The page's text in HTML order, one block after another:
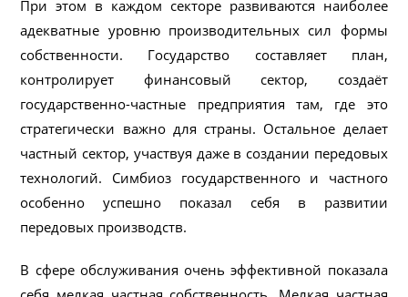
При этом в каждом секторе развиваются наиболее
адекватные уровню производительных сил формы
собственности. Государство составляет план,
контролирует финансовый сектор, создаёт
государственно-частные предприятия там, где это
стратегически важно для страны. Остальное делает
частный сектор, участвуя даже в создании передовых
технологий. Симбиоз государственного и частного
особенно успешно показал себя в развитии
передовых производств.
В сфере обслуживания очень эффективной показала